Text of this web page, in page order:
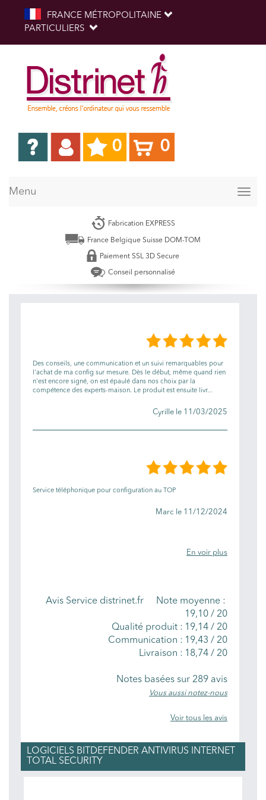
FRANCE MÉTROPOLITAINE
PARTICULIERS
0 0
Menu
Fabrication EXPRESS
France Belgique Suisse DOM-TOM
Paiement SSL 3D Secure
Conseil personnalisé
Des conseils, une communication et un suivi remarquables pour
l'achat de ma config sur mesure. Dès le début, même quand rien
n'est encore signé, on est épaulé dans nos choix par la
compétence des experts-maison. Le produit est ensuite livr...
Cyrille le 11/03/2025
Service téléphonique pour configuration au TOP
Marc le 11/12/2024
En voir plus
Avis Service distrinet.fr
Note moyenne :
19,10 / 20
Qualité produit : 19,14 / 20
Communication : 19,43 / 20
Livraison : 18,74 / 20
Notes basées sur 289 avis
Vous aussi notez-nous
Voir tous les avis
LOGICIELS BITDEFENDER ANTIVIRUS INTERNET
TOTAL SECURITY